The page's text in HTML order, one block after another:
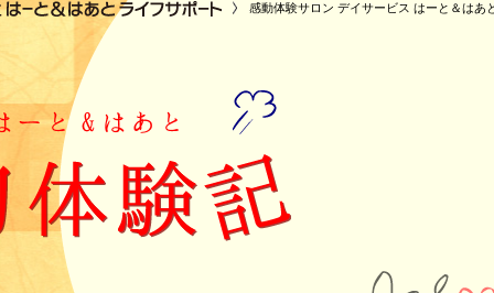
感動体験サロン デイサービス はーと＆はあ